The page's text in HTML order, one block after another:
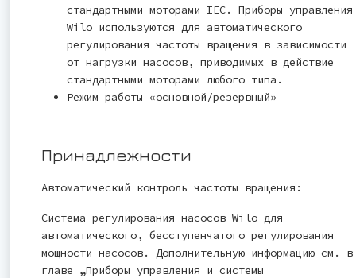
стандартными моторами IEC. Приборы управления
Wilo используются для автоматического
регулирования частоты вращения в зависимости
от нагрузки насосов, приводимых в действие
стандартными моторами любого типа.
Режим работы «основной/резервный»
Принадлежности
Автоматический контроль частоты вращения:
Система регулирования насосов Wilo для
автоматического, бесступенчатого регулирования
мощности насосов. Дополнительную информацию см. в
главе „Приборы управления и системы